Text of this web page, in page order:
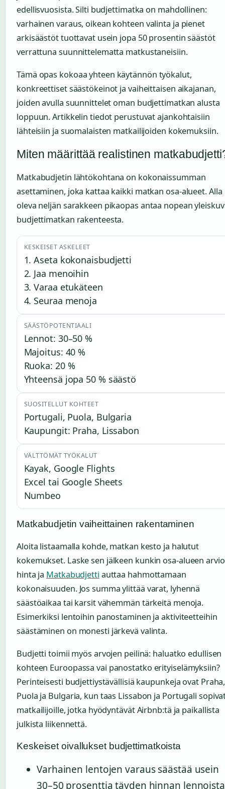
edellisvuosista. Silti budjettimatka on mahdollinen:
varhainen varaus, oikean kohteen valinta ja pienet
arkisäästöt tuottavat usein jopa 50 prosentin säästöt
verrattuna suunnittelematta matkustaneisiin.
Tämä opas kokoaa yhteen käytännön työkalut,
konkreettiset säästökeinot ja vaiheittaisen aikajanan,
joiden avulla suunnittelet oman budjettimatkan alusta
loppuun. Artikkelin tiedot perustuvat ajankohtaisiin
lähteisiin ja suomalaisten matkailijoiden kokemuksiin.
Miten määrittää realistinen
Matkabudjetin lähtökohtana on kokonaissumman
asettaminen, joka kattaa kaikki matkan osa-alueet. Alla
oleva neljän sarakkeen pikaopas antaa nopean
budjettimatkan rakenteesta.
KESKEISET ASKELEET
1. Aseta kokonaisbudjetti
2. Jaa menoihin
3. Varaa etukäteen
4. Seuraa menoja
SÄÄSTÖPOTENTIAALI
Lennot: 30–50 %
Majoitus: 40 %
Ruoka: 20 %
Yhteensä jopa 50 % säästö
SUOSITELLUT KOHTEET
Portugali, Puola, Bulgaria
Kaupungit: Praha, Lissabon
VÄLTTÖMÄT TYÖKALUT
Kayak, Google Flights
Excel tai Google Sheets
Numbeo
Matkabudjetin vaiheittainen rakentaminen
Aloita listaamalla kohde, matkan kesto ja halutut
kokemukset. Laske sen jälkeen kunkin osa-alueen
hinta ja Matkabudjetti auttaa hahmottamaan
kokonaisuuden. Jos summa ylittää varat, lyhennä
säästöaikaa tai karsit vähemmän tärkeitä menoja.
Esimerkiksi lentoihin panostaminen ja aktiviteetteihin
säästäminen on monesti järkevä valinta.
Budjetti toimii myös arvojen peilinä: haluatko edullisen
kohteen Euroopassa vai panostatko erityiselämyksiin?
Perinteisesti budjettiystävällisiä kaupunkeja ovat Praha,
Puola ja Bulgaria, kun taas Lissabon ja Portugali
matkailijoille, jotka hyödyntävät Airbnb:tä ja paikallista
julkista liikennettä.
Keskeiset oivallukset budjettimatkoista
Varhainen lentojen varaus säästää usein
30–50 prosenttia täyden hinnan lennoista